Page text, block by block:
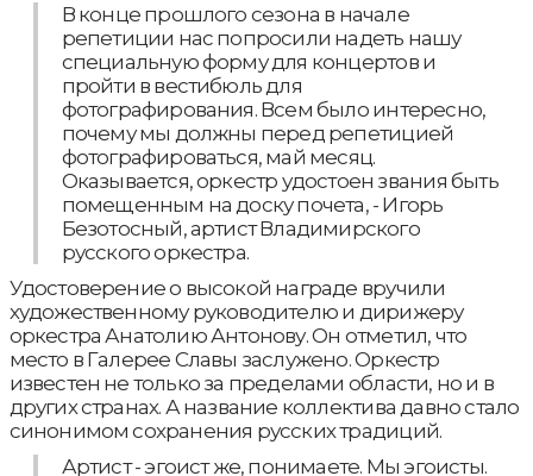
В конце прошлого сезона в начале
репетиции нас попросили надеть нашу
специальную форму для концертов и
пройти в вестибюль для
фотографирования. Всем было интересно,
почему мы должны перед репетицией
фотографироваться, май месяц.
Оказывается, оркестр удостоен звания быть
помещенным на доску почета, - Игорь
Безотосный, артист Владимирского
русского оркестра.
Удостоверение о высокой награде вручили
художественному руководителю и дирижеру
оркестра Анатолию Антонову. Он отметил, что
место в Галерее Славы заслужено. Оркестр
известен не только за пределами области, но и в
других странах. А название коллектива давно стало
синонимом сохранения русских традиций.
Артист - эгоист же, понимаете. Мы эгоисты.